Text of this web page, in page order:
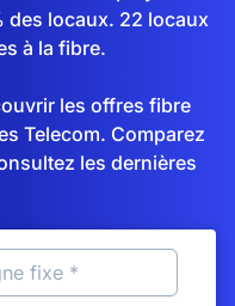
des locaux. 22 locaux
à la fibre.
les offres fibre
Telecom. Comparez
les dernières